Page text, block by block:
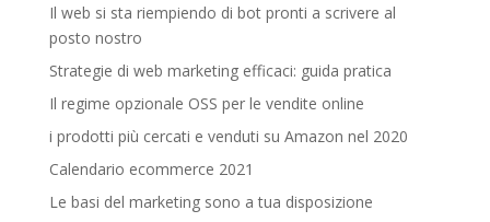
Il web si sta riempiendo di bot pronti a scrivere al
posto nostro
Strategie di web marketing efficaci: guida pratica
Il regime opzionale OSS per le vendite online
i prodotti più cercati e venduti su Amazon nel 2020
Calendario ecommerce 2021
Le basi del marketing sono a tua disposizione